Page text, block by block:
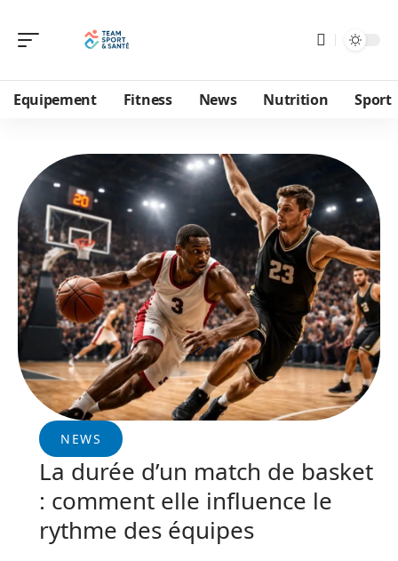
Equipement Fitness News Nutrition Sport
NEWS
La durée d’un match de basket
: comment elle influence le
rythme des équipes